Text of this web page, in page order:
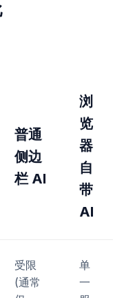
普通
侧边
栏 AI
浏
览
器
自
带
AI
受限
(通常
单
一